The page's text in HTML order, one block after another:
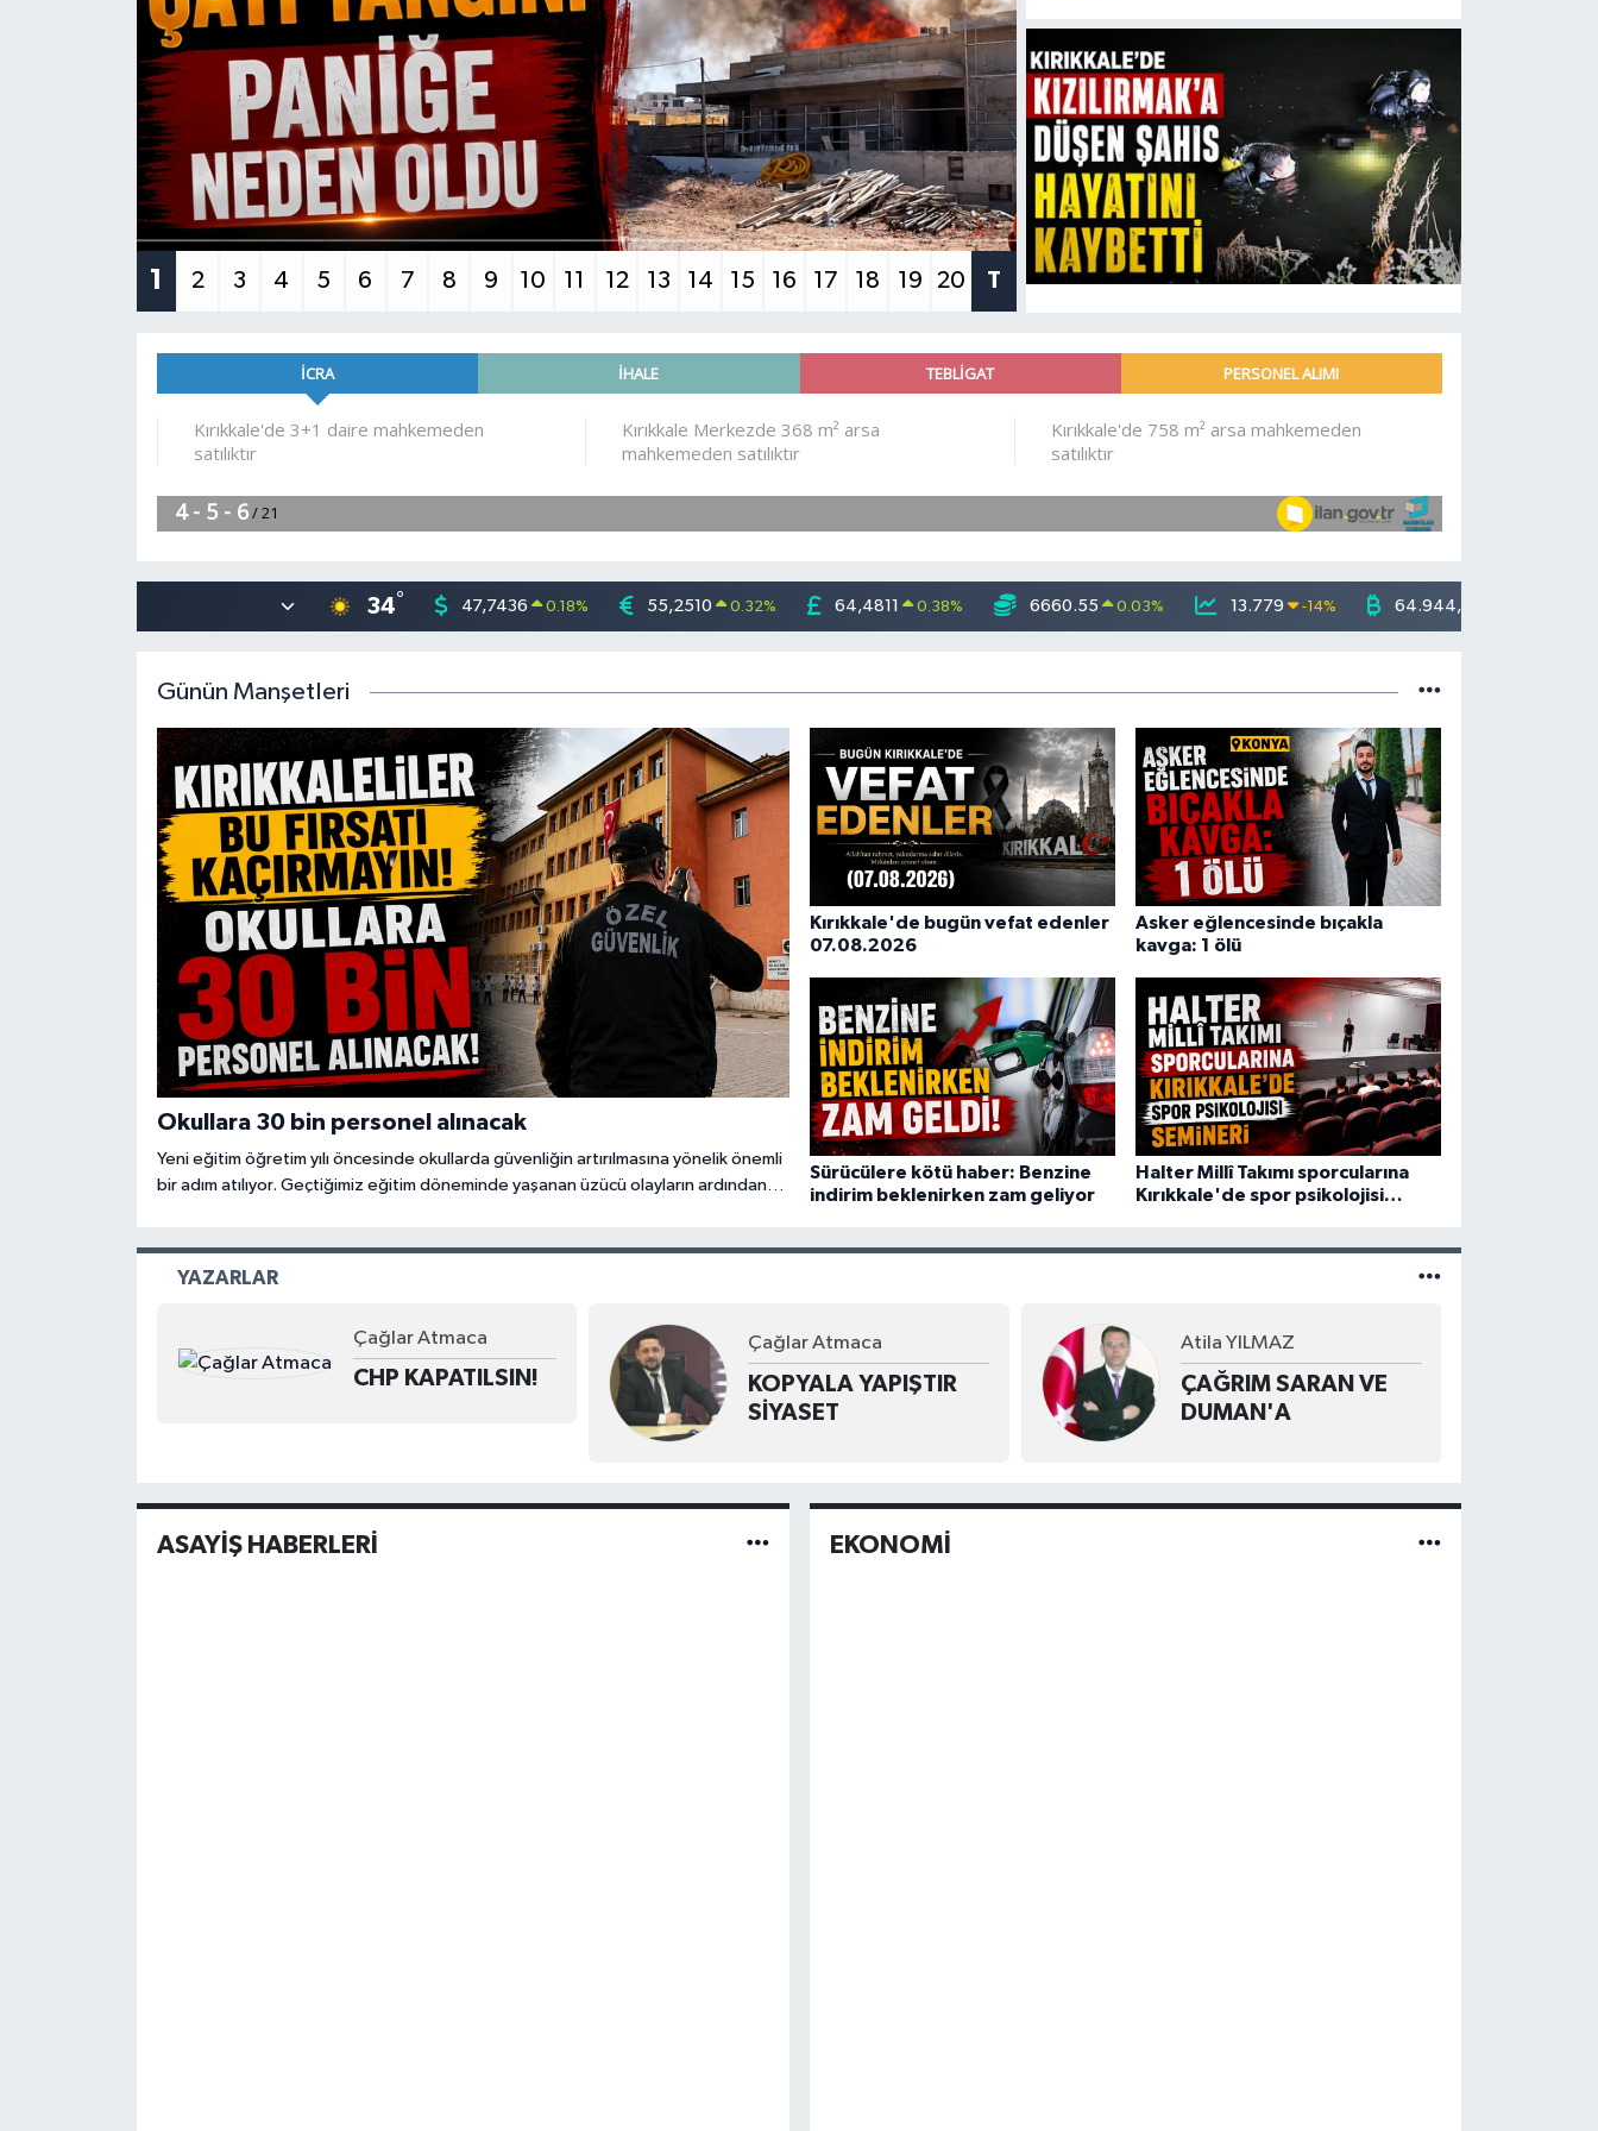
1 2 3 4 5 6 7 8 9 10 11 12 13 14 15 16 17 18 19 20 T
34° 47,7436 0.18% 55,2510 0.32% 64,4811 0.38% 6660.55 0.03% 13.779 -14% 64.944,08
Günün Manşetleri
Okullara 30 bin personel alınacak
Yeni eğitim öğretim yılı öncesinde okullarda güvenliğin artırılmasına yönelik önemli
bir adım atılıyor. Geçtiğimiz eğitim döneminde yaşanan üzücü olayların ardından,
Kırıkkale'de bugün vefat edenler
07.08.2026
Asker eğlencesinde bıçakla
kavga: 1 ölü
Sürücülere kötü haber: Benzine
indirim beklenirken zam geliyor
Halter Millî Takımı sporcularına
Kırıkkale'de spor psikolojisi
YAZARLAR
Çağlar Atmaca
CHP KAPATILSIN!
Çağlar Atmaca
KOPYALA YAPIŞTIR
SİYASET
Atila YILMAZ
ÇAĞRIM SARAN VE
DUMAN'A
ASAYİŞ HABERLERİ EKONOMİ